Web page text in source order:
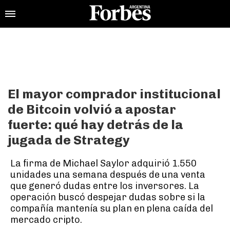
El mayor comprador institucional
de Bitcoin volvió a apostar
fuerte: qué hay detrás de la
jugada de Strategy
La firma de Michael Saylor adquirió 1.550
unidades una semana después de una venta
que generó dudas entre los inversores. La
operación buscó despejar dudas sobre si la
compañía mantenía su plan en plena caída del
mercado cripto.